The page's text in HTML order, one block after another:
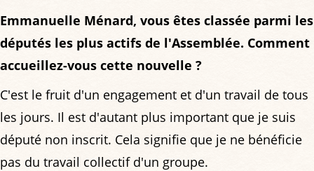
Emmanuelle Ménard, vous êtes classée parmi les
députés les plus actifs de l'Assemblée. Comment
accueillez-vous cette nouvelle ?
C'est le fruit d'un engagement et d'un travail de tous
les jours. Il est d'autant plus important que je suis
député non inscrit. Cela signifie que je ne bénéficie
pas du travail collectif d'un groupe.